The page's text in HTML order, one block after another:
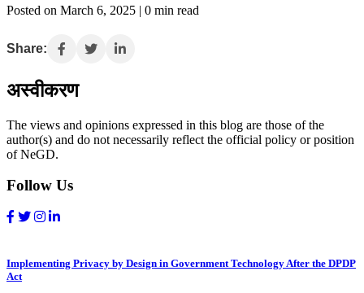
Posted on March 6, 2025 | 0 min read
Share:
अस्वीकरण
The views and opinions expressed in this blog are those of the
author(s) and do not necessarily reflect the official policy or position
of NeGD.
Follow Us
Implementing Privacy by Design in Government Technology After the DPDP
Act